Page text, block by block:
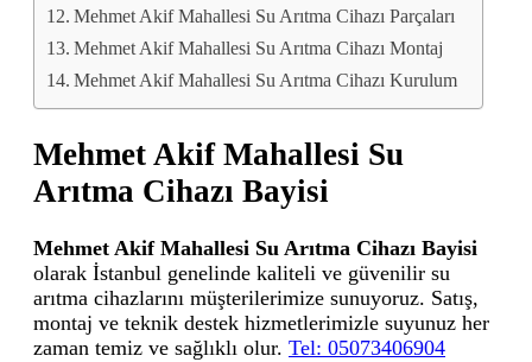
Mehmet Akif Mahallesi Su Arıtma Cihazı Parçaları
Mehmet Akif Mahallesi Su Arıtma Cihazı Montaj
Mehmet Akif Mahallesi Su Arıtma Cihazı Kurulum
Mehmet Akif Mahallesi Su
Arıtma Cihazı Bayisi
Mehmet Akif Mahallesi Su Arıtma Cihazı Bayisi
olarak İstanbul genelinde kaliteli ve güvenilir su
arıtma cihazlarını müşterilerimize sunuyoruz. Satış,
montaj ve teknik destek hizmetlerimizle suyunuz her
zaman temiz ve sağlıklı olur. Tel: 05073406904